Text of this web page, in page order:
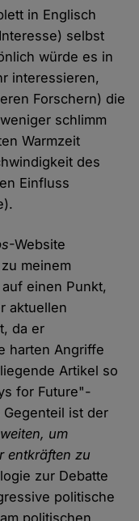
in Englisch
selbst
würde es in
interessieren,
Forschern) die
schlimm
Warmzeit
des
Einfluss
-Website
meinem
einen Punkt,
aktuellen
da er
harten Angriffe
Artikel so
for Future"-
ist der
um
entkräften zu
zur Debatte
politische